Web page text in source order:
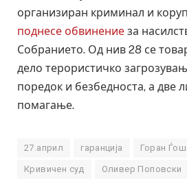
организиран криминал и
поднесе обвинение за
Собранието. Од нив 28 се
дело терористичко
поредок и безбедноста, а две
помагање.
27.април гаранција Горан
Кривичен суд Оливер Поповски